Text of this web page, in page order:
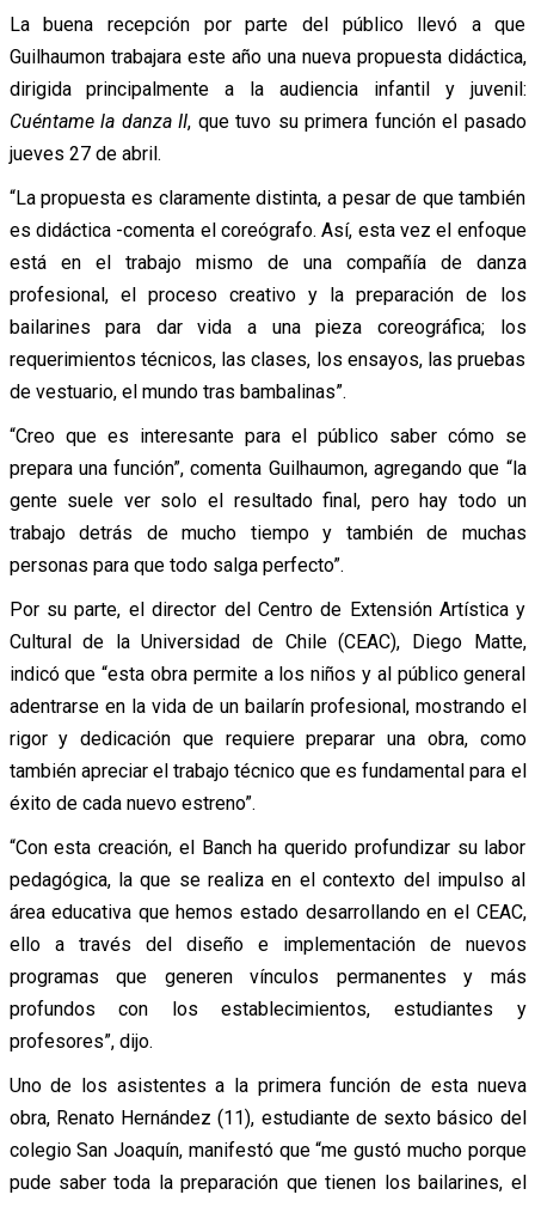
La buena recepción por parte del público llevó a que
Guilhaumon trabajara este año una nueva propuesta didáctica,
dirigida principalmente a la audiencia infantil y juvenil:
Cuéntame la danza II, que tuvo su primera función el pasado
jueves 27 de abril.
“La propuesta es claramente distinta, a pesar de que también
es didáctica -comenta el coreógrafo. Así, esta vez el enfoque
está en el trabajo mismo de una compañía de danza
profesional, el proceso creativo y la preparación de los
bailarines para dar vida a una pieza coreográfica; los
requerimientos técnicos, las clases, los ensayos, las pruebas
de vestuario, el mundo tras bambalinas”.
“Creo que es interesante para el público saber cómo se
prepara una función”, comenta Guilhaumon, agregando que “la
gente suele ver solo el resultado final, pero hay todo un
trabajo detrás de mucho tiempo y también de muchas
personas para que todo salga perfecto”.
Por su parte, el director del Centro de Extensión Artística y
Cultural de la Universidad de Chile (CEAC), Diego Matte,
indicó que “esta obra permite a los niños y al público general
adentrarse en la vida de un bailarín profesional, mostrando el
rigor y dedicación que requiere preparar una obra, como
también apreciar el trabajo técnico que es fundamental para el
éxito de cada nuevo estreno”.
“Con esta creación, el Banch ha querido profundizar su labor
pedagógica, la que se realiza en el contexto del impulso al
área educativa que hemos estado desarrollando en el CEAC,
ello a través del diseño e implementación de nuevos
programas que generen vínculos permanentes y más
profundos con los establecimientos, estudiantes y
profesores”, dijo.
Uno de los asistentes a la primera función de esta nueva
obra, Renato Hernández (11), estudiante de sexto básico del
colegio San Joaquín, manifestó que “me gustó mucho porque
pude saber toda la preparación que tienen los bailarines, el